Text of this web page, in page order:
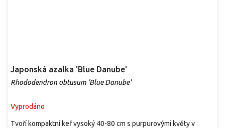
Japonská azalka 'Blue Danube'
Rhododendron obtusum 'Blue Danube'
Vyprodáno
Tvoří kompaktní keř vysoký 40-80 cm s purpurovými květy v